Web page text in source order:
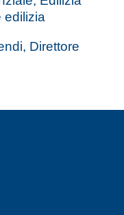
edilizia
Direttore